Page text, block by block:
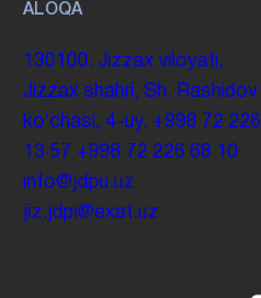
ALOQA
130100. Jizzax viloyati,
Jizzax shahri, Sh. Rashidov
koʻchasi, 4-uy. +998 72 226
13 57 +998 72 226 68 10
info@jdpu.uz
jiz.jdpi@exat.uz